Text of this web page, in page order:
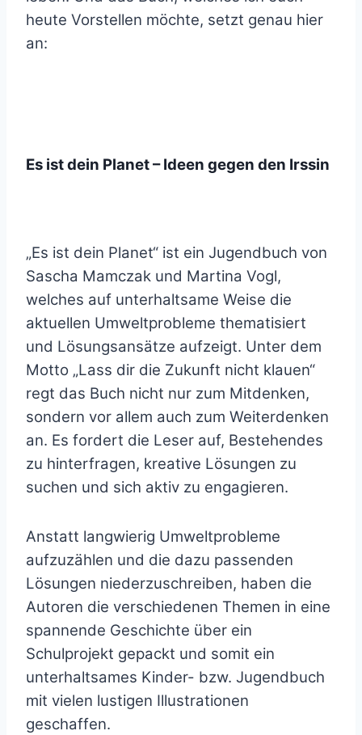
heute Vorstellen möchte, setzt genau hier
an:
Es ist dein Planet – Ideen gegen den Irssin
„Es ist dein Planet“ ist ein Jugendbuch von
Sascha Mamczak und Martina Vogl,
welches auf unterhaltsame Weise die
aktuellen Umweltprobleme thematisiert
und Lösungsansätze aufzeigt. Unter dem
Motto „Lass dir die Zukunft nicht klauen“
regt das Buch nicht nur zum Mitdenken,
sondern vor allem auch zum Weiterdenken
an. Es fordert die Leser auf, Bestehendes
zu hinterfragen, kreative Lösungen zu
suchen und sich aktiv zu engagieren.
Anstatt langwierig Umweltprobleme
aufzuzählen und die dazu passenden
Lösungen niederzuschreiben, haben die
Autoren die verschiedenen Themen in eine
spannende Geschichte über ein
Schulprojekt gepackt und somit ein
unterhaltsames Kinder- bzw. Jugendbuch
mit vielen lustigen Illustrationen
geschaffen.